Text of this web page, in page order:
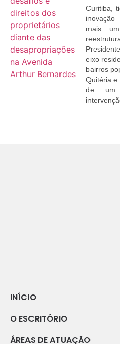
Curitiba,
mais
eixo
bairros
Quitéria e
de um
INÍCIO
O ESCRITÓRIO
ÁREAS DE ATUAÇÃO